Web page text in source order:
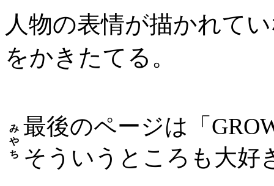
人物の表情が描かれて
をかきたてる。
み
や
ち
最後のページは「
そういうところも大好